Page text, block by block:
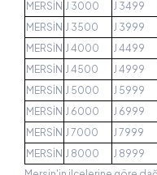
MERSİN J 3000 J 3499
MERSİN J 3500 J 3999
MERSİN J 4000 J 4499
MERSİN J 4500 J 4999
MERSİN J 5000 J 5999
MERSİN J 6000 J 6999
MERSİN J 7000 J 7999
MERSİN J 8000 J 8999